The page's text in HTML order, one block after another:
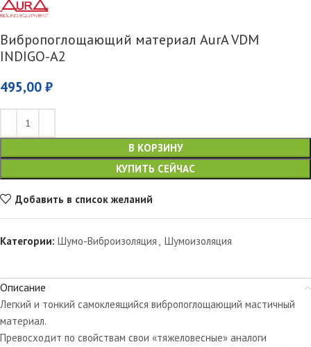
Вибропоглощающий материал AurA VDM
INDIGO-A2
495,00 ₽
В КОРЗИНУ
КУПИТЬ СЕЙЧАС
Добавить в список желаний
Категории: Шумо-Виброизоляция , Шумоизоляция
Описание
Легкий и тонкий самоклеящийся вибропоглощающий мастичный
материал.
Превосходит по свойствам свои «тяжеловесные» аналоги